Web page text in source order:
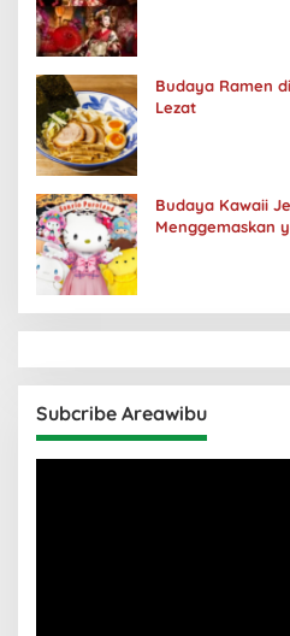
Budaya Ramen
Lezat
Budaya Kawaii
Menggemaskan
Subcribe Areawibu